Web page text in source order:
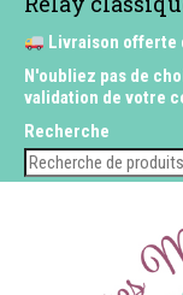
Livraison offerte
N'oubliez pas de
validation de votre
Recherche